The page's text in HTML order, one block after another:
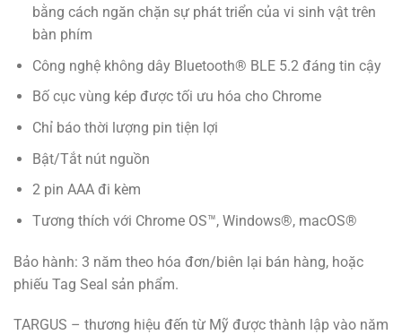
bằng cách ngăn chặn sự phát triển của vi sinh vật trên
bàn phím
Công nghệ không dây Bluetooth® BLE 5.2 đáng tin cậy
Bố cục vùng kép được tối ưu hóa cho Chrome
Chỉ báo thời lượng pin tiện lợi
Bật/Tắt nút nguồn
2 pin AAA đi kèm
Tương thích với Chrome OS™, Windows®, macOS®
Bảo hành: 3 năm theo hóa đơn/biên lại bán hàng, hoặc
phiếu Tag Seal sản phẩm.
TARGUS – thương hiệu đến từ Mỹ được thành lập vào năm